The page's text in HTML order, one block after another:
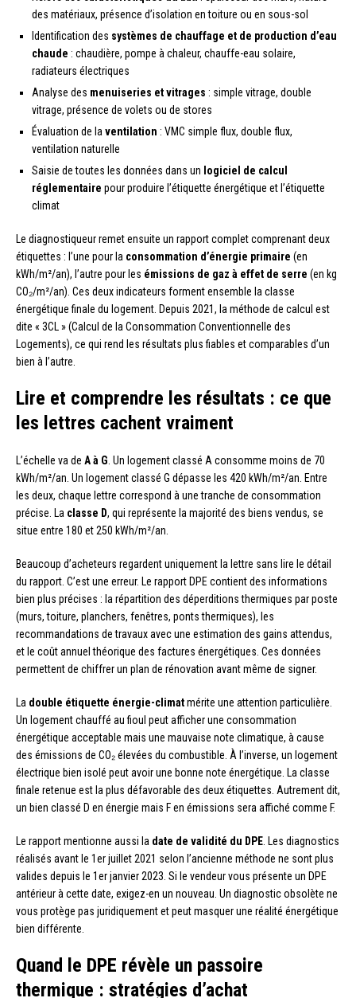
des matériaux, présence d’isolation en toiture ou en sous-sol
Identification des systèmes de chauffage et de production d’eau
chaude : chaudière, pompe à chaleur, chauffe-eau solaire,
radiateurs électriques
Analyse des menuiseries et vitrages : simple vitrage, double
vitrage, présence de volets ou de stores
Évaluation de la ventilation : VMC simple flux, double flux,
ventilation naturelle
Saisie de toutes les données dans un logiciel de calcul
réglementaire pour produire l’étiquette énergétique et l’étiquette
climat
Le diagnostiqueur remet ensuite un rapport complet comprenant deux
étiquettes : l’une pour la consommation d’énergie primaire (en
kWh/m²/an), l’autre pour les émissions de gaz à effet de serre (en kg
CO₂/m²/an). Ces deux indicateurs forment ensemble la classe
énergétique finale du logement. Depuis 2021, la méthode de calcul est
dite « 3CL » (Calcul de la Consommation Conventionnelle des
Logements), ce qui rend les résultats plus fiables et comparables d’un
bien à l’autre.
Lire et comprendre les résultats : ce que
les lettres cachent vraiment
L’échelle va de A à G . Un logement classé A consomme moins de 70
kWh/m²/an. Un logement classé G dépasse les 420 kWh/m²/an. Entre
les deux, chaque lettre correspond à une tranche de consommation
précise. La classe D, qui représente la majorité des biens vendus, se
situe entre 180 et 250 kWh/m²/an.
Beaucoup d’acheteurs regardent uniquement la lettre sans lire le détail
du rapport. C’est une erreur. Le rapport DPE contient des informations
bien plus précises : la répartition des déperditions thermiques par poste
(murs, toiture, planchers, fenêtres, ponts thermiques), les
recommandations de travaux avec une estimation des gains attendus,
et le coût annuel théorique des factures énergétiques. Ces données
permettent de chiffrer un plan de rénovation avant même de signer.
La double étiquette énergie-climatmérite une attention particulière.
Un logement chauffé au fioul peut afficher une consommation
énergétique acceptable mais une mauvaise note climatique, à cause
des émissions de CO₂ élevées du combustible. À l’inverse, un logement
électrique bien isolé peut avoir une bonne note énergétique. La classe
finale retenue est la plus défavorable des deux étiquettes. Autrement dit,
un bien classé D en énergie mais F en émissions sera affiché comme F.
Le rapport mentionne aussi la date de validité du DPE . Les diagnostics
réalisés avant le 1er juillet 2021 selon l’ancienne méthode ne sont plus
valides depuis le 1er janvier 2023. Si le vendeur vous présente un DPE
antérieur à cette date, exigez-en un nouveau. Un diagnostic obsolète ne
vous protège pas juridiquement et peut masquer une réalité énergétique
bien différente.
Quand le DPE révèle un passoire
thermique : stratégies d’achat